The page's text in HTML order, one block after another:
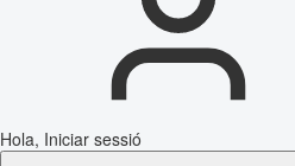
Hola, Iniciar sessió